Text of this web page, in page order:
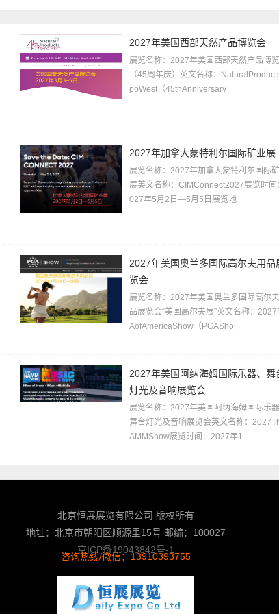
2027年美国西部天然产品博览会
展览名称：2027年美国西部天然产品博
（45周年庆）英文名称：
poWest（45thAnniversary
2027年加拿大蒙特利尔国际矿业展
展览名称：2027年加拿大蒙特利尔国际
展英文名称：CIMConnect2027展览时间
027年5月2日—5月5日展览地
2027年美国奥兰多国际高尔夫用品
览会
展览名称：2027年美国奥兰多国际高尔
品展览会“美国高尔夫展”英文名称：
AofAmericaShow（PGASho
2027年美国阿纳海姆国际乐器、舞
灯光及音响展览会
展览名称：2027年美国阿纳海姆国际乐器
舞台灯光及音响展览会英文名称：
AMMShow展览时间：2027年1
北京恒展展览有限公司 版权所有
地址：北京市朝阳区顺源里15号 邮编：100027
京ICP备19043842号-1
咨询热线/微信：13910393755